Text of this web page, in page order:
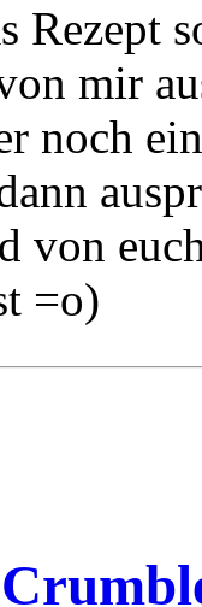
Rezept
mir
noch
von
=o)